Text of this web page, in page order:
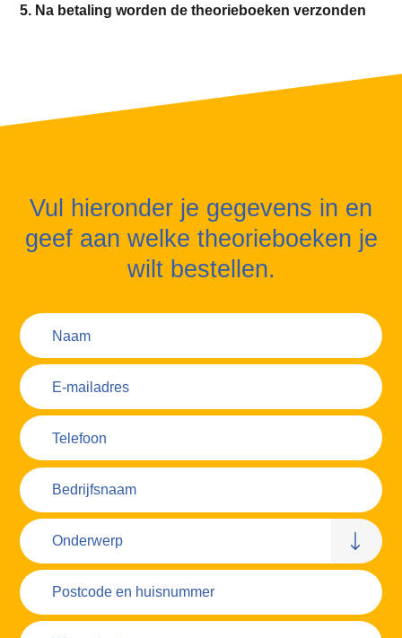
5. Na betaling worden de theorieboeken verzonden
Vul hieronder je gegevens in en
geef aan welke theorieboeken je
wilt bestellen.